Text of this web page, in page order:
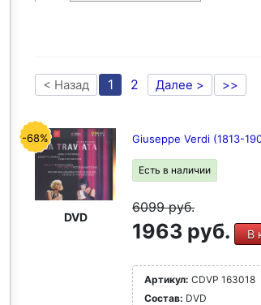
< Назад 1 2 Далее > >>
-68%
DVD
Giuseppe Verdi (1813-
Есть в наличии
6099руб.
1963 руб. В
Артикул: CDVP 163018
Состав: DVD